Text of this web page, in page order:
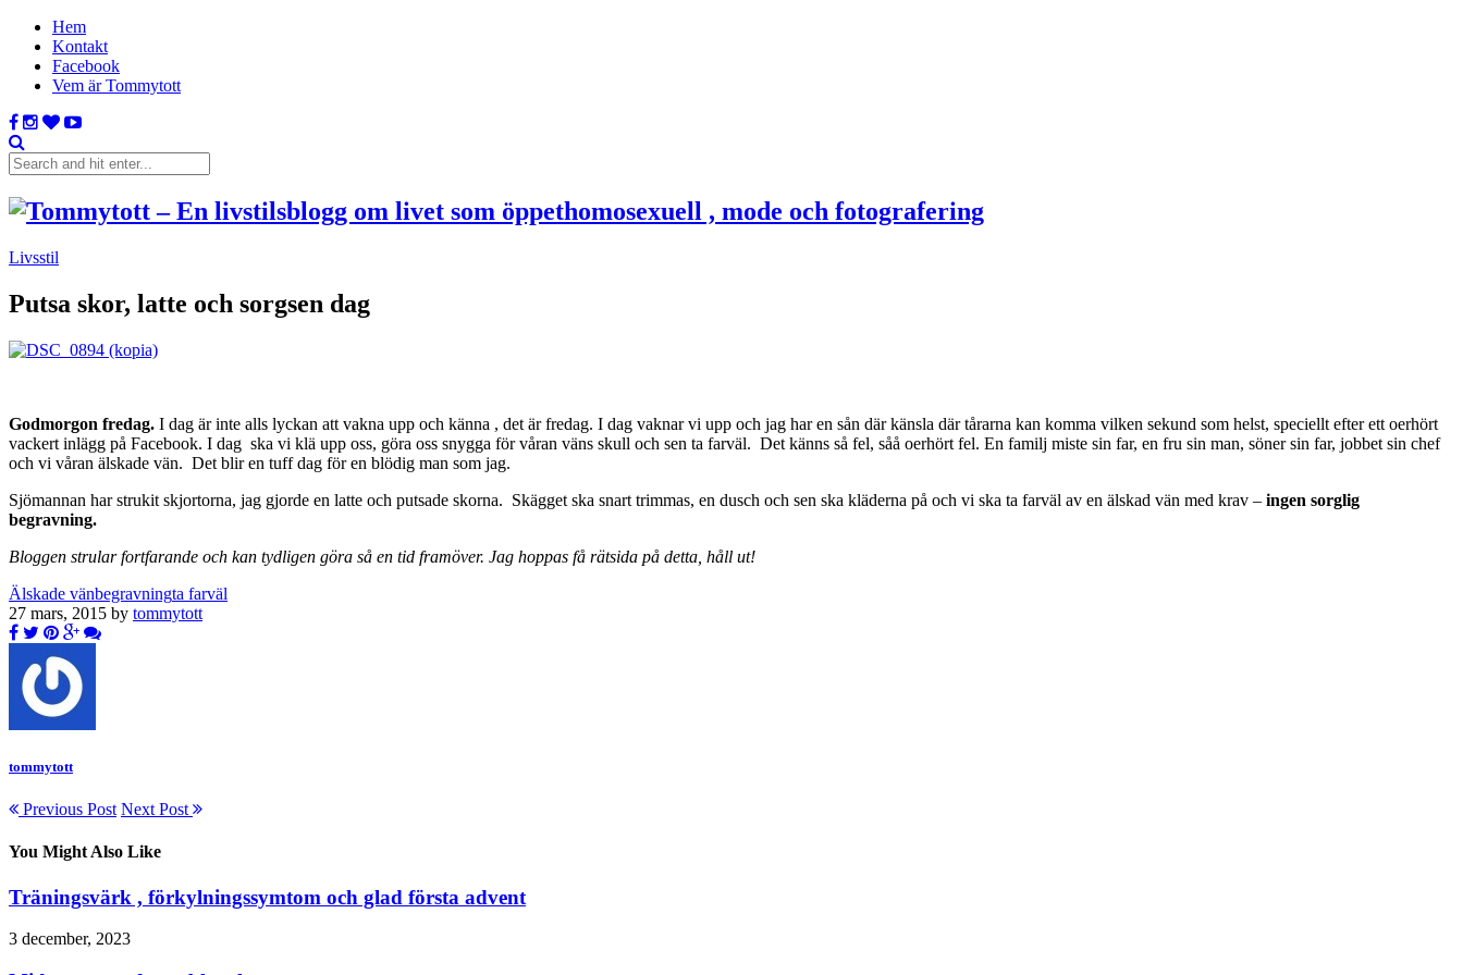
Hem
Kontakt
Facebook
Vem är Tommytott
Livsstil
Putsa skor, latte och sorgsen dag
Godmorgon fredag. I dag är inte alls lyckan att vakna upp och känna , det är fredag. I dag vaknar vi upp och jag har en sån där känsla där tårarna kan komma vilken sekund som helst, speciellt efter ett oerhört
vackert inlägg på Facebook. I dag ska vi klä upp oss, göra oss snygga för våran väns skull och sen ta farväl. Det känns så fel, såå oerhört fel. En familj miste sin far, en fru sin man, söner sin far, jobbet sin chef
och vi våran älskade vän. Det blir en tuff dag för en blödig man som jag.
Sjömannan har strukit skjortorna, jag gjorde en latte och putsade skorna. Skägget ska snart trimmas, en dusch och sen ska kläderna på och vi ska ta farväl av en älskad vän med krav – ingen sorglig
begravning.
Bloggen strular fortfarande och kan tydligen göra så en tid framöver. Jag hoppas få rätsida på detta, håll ut!
Älskade vänbegravningta farväl
27 mars, 2015 by tommytott
tommytott
Previous Post Next Post
You Might Also Like
Träningsvärk , förkylningssymtom och glad första advent
3 december, 2023